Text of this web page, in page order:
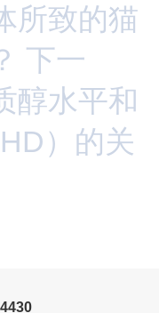
所致的猫
下一
醇水平和
）的关